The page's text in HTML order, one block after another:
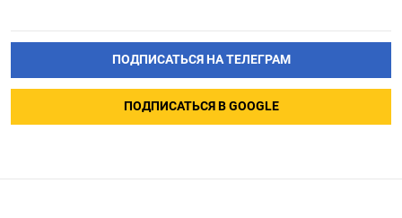
ПОДПИСАТЬСЯ НА ТЕЛЕГРАМ
ПОДПИСАТЬСЯ В GOOGLE